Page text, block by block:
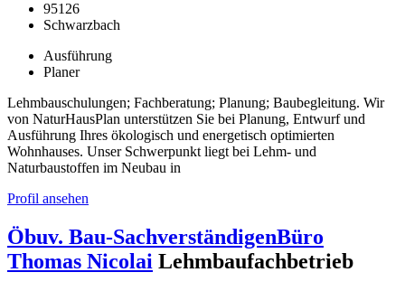
95126
Schwarzbach
Ausführung
Planer
Lehmbauschulungen; Fachberatung; Planung; Baubegleitung. Wir
von NaturHausPlan unterstützen Sie bei Planung, Entwurf und
Ausführung Ihres ökologisch und energetisch optimierten
Wohnhauses. Unser Schwerpunkt liegt bei Lehm- und
Naturbaustoffen im Neubau in
Profil ansehen
Öbuv. Bau-SachverständigenBüro
Thomas Nicolai Lehmbaufachbetrieb